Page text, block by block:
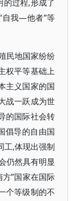
的过程,形成了
自我—他者”等
民地国家纷纷
权平等基础上
主义国家的国
战一跃成为世
的国际社会转
倡导的自由国
工,体现出强制
仍然具有明显
”国家在国际
个等级制的不